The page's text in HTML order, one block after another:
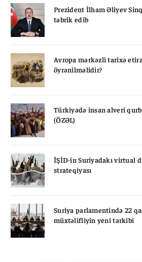
Prezident İlham Əliyev
təbrik edib
Avropa mərkəzli tarixə
öyrənilməlidir?
Türkiyədə insan alveri
(ÖZƏL)
İŞİD-in Suriyadakı virtual
strateqiyası
Suriya parlamentində 22
müxtəlifliyin yeni tərkibi